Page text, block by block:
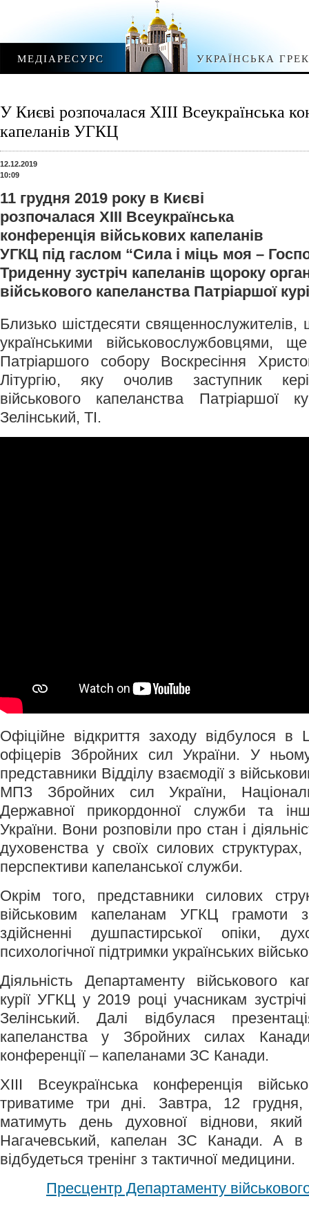
МЕДІАРЕСУРС УКРАЇНСЬКА
У Києві розпочалася ХІІІ Всеукраїнська
капеланів УГКЦ
12.12.2019
10:09
11 грудня 2019 року в Києві
розпочалася ХІІІ Всеукраїнська
конференція військових капеланів
УГКЦ під гаслом “Сила і міць моя –
Триденну зустріч капеланів щороку
військового капеланства Патріаршої
Близько шістдесяти священнослужителів,
українськими військовослужбовцями,
Патріаршого собору Воскресіння
Літургію, яку очолив заступник
військового капеланства Патріаршої
Зелінський, ТІ.
Офіційне відкриття заходу відбулося в
офіцерів Збройних сил України. У
представники Відділу взаємодії з
МПЗ Збройних сил України,
Державної прикордонної служби та
України. Вони розповіли про стан і
духовенства у своїх силових
перспективи капеланської служби.
Окрім того, представники силових
військовим капеланам УГКЦ грамоти
здійсненні душпастирської опіки,
психологічної підтримки українських
Діяльність Департаменту військового
курії УГКЦ у 2019 році учасникам
Зелінський. Далі відбулася
капеланства у Збройних силах
конференції – капеланами ЗС Канади.
XIІІ Всеукраїнська конференція
триватиме три дні. Завтра, 12 грудня,
матимуть день духовної віднови,
Нагачевський, капелан ЗС Канади. А в
відбудеться тренінг з тактичної медицини.
Пресцентр Департаменту